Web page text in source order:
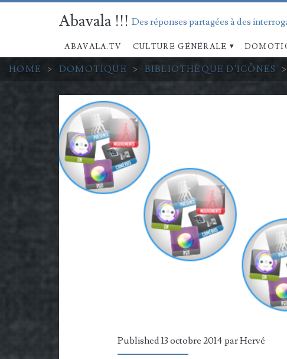
Abavala !!! Des réponses partagées à des
ABAVALA.TV CULTURE GÉNÉRALE
HOME > DOMOTIQUE > BIBLIOTHÈQUE D'ICÔNES >
Published 13 octobre 2014 parHervé